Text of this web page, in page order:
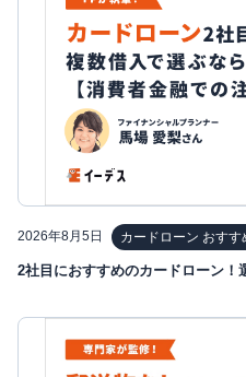
2026年8月5日 カードローン おすす
2社目におすすめのカードローン！